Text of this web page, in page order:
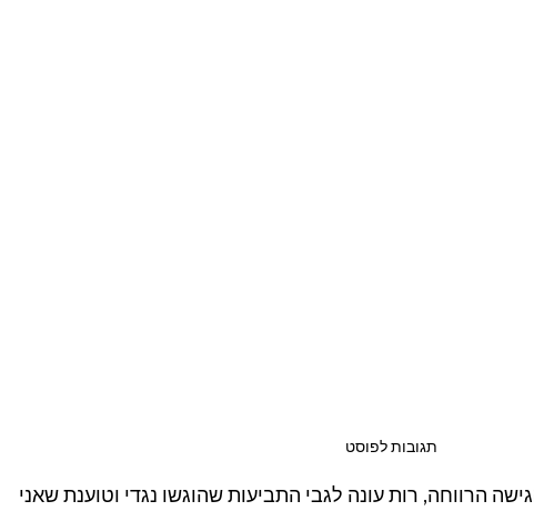
תגובות לפוסט
הרווחה, רות עונה לגבי התביעות שהוגשו נגדי וטוענת שאני